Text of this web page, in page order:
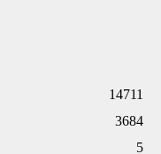
14711
3684
5